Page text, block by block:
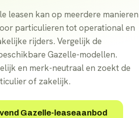
leasen kan op meerdere manieren
particulieren tot operational en
rijders. Vergelijk de
Gazelle-modellen.
en merk-neutraal en zoekt de
of zakelijk.
Gazelle-leaseaanbod